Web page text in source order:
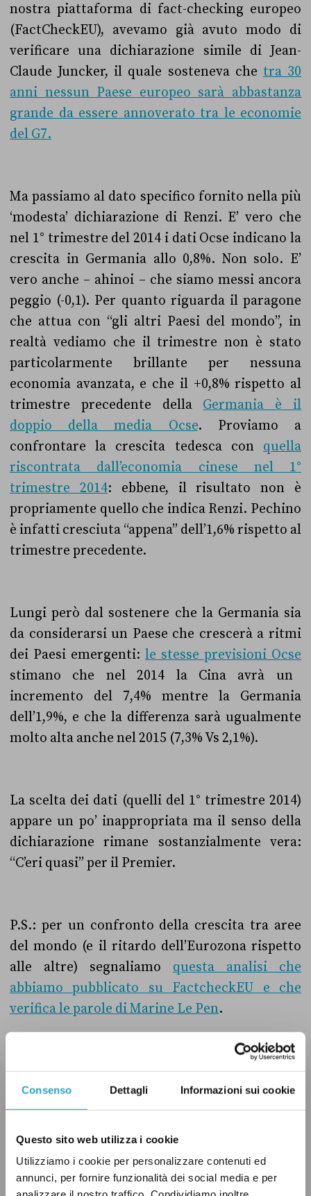
Consenso Dettagli Informazioni sui cookie
Questo sito web utilizza i cookie
Utilizziamo i cookie per personalizzare contenuti ed
annunci, per fornire funzionalità dei social media e per
nostra piattaforma di fact-checking europeo
(FactCheckEU), avevamo già avuto modo di
verificare una dichiarazione simile di Jean-
Claude Juncker, il quale sosteneva che tra 30
anni nessun Paese europeo sarà abbastanza
grande da essere annoverato tra le economie
del G7.
Ma passiamo al dato specifico fornito nella più
‘modesta’ dichiarazione di Renzi. E’ vero che
nel 1° trimestre del 2014 i dati Ocse indicano la
crescita in Germania allo 0,8%. Non solo. E’
vero anche – ahinoi – che siamo messi ancora
peggio (-0,1). Per quanto riguarda il paragone
che attua con “gli altri Paesi del mondo”, in
realtà vediamo che il trimestre non è stato
particolarmente brillante per nessuna
economia avanzata, e che il +0,8% rispetto al
trimestre precedente della Germania è il
doppio della media Ocse. Proviamo a
confrontare la crescita tedesca con quella
riscontrata dall’economia cinese nel 1°
trimestre 2014: ebbene, il risultato non è
propriamente quello che indica Renzi. Pechino
è infatti cresciuta “appena” dell’1,6% rispetto al
trimestre precedente.
Lungi però dal sostenere che la Germania sia
da considerarsiun Paese che crescerà a ritmi
dei Paesi emergenti: le stesse previsioni Ocse
stimano che nel 2014 la Cina avrà un
incremento del 7,4% mentre la Germania
dell’1,9%, e che la differenza sarà ugualmente
molto alta anche nel 2015 (7,3% Vs 2,1%).
La scelta dei dati (quelli del 1° trimestre 2014)
appare un po’ inappropriata ma il senso della
dichiarazione rimane sostanzialmente vera:
“C’eri quasi” per il Premier.
P.S.: per un confronto della crescita tra aree
del mondo (e il ritardo dell’Eurozona rispetto
alle altre) segnaliamo questa analisi che
abbiamo pubblicato su FactcheckEU e che
verifica le parole di Marine Le Pen.